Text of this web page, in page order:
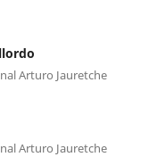
Arturo Jauretche
Arturo Jauretche